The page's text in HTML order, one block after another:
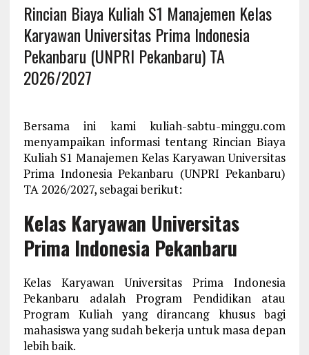
Rincian Biaya Kuliah S1 Manajemen Kelas
Karyawan Universitas Prima Indonesia
Pekanbaru (UNPRI Pekanbaru) TA
2026/2027
Bersama ini kami kuliah-sabtu-minggu.com
menyampaikan informasi tentang Rincian Biaya
Kuliah S1 Manajemen Kelas Karyawan Universitas
Prima Indonesia Pekanbaru (UNPRI Pekanbaru)
TA 2026/2027, sebagai berikut:
Kelas Karyawan Universitas
Prima Indonesia Pekanbaru
Kelas Karyawan Universitas Prima Indonesia
Pekanbaru adalah Program Pendidikan atau
Program Kuliah yang dirancang khusus bagi
mahasiswa yang sudah bekerja untuk masa depan
lebih baik.